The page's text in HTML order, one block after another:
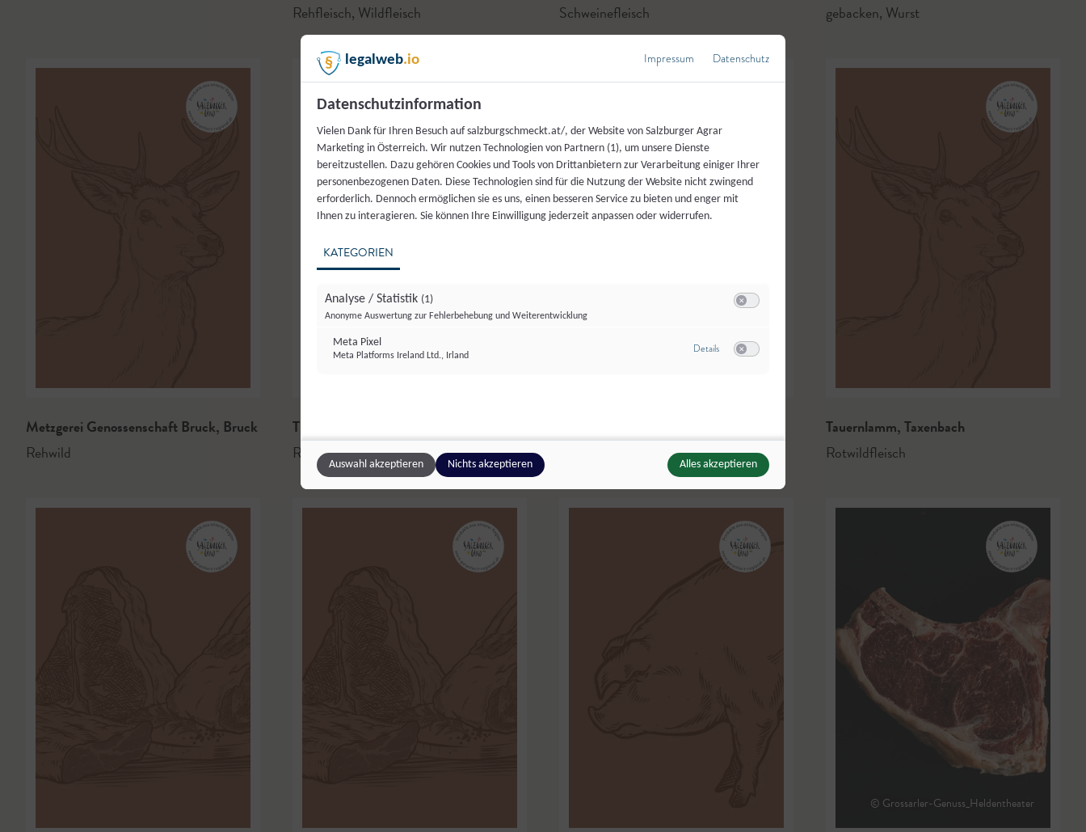
Rehfleisch, Wildfleisch
Schweinefleisch
gebacken, Wurst
Metzgerei Genossenschaft Bruck, Bruck
Rehwild
Tischlerbauer
Rindfleisch
Tauernlamm,Taxenbach
Rotwildfleisch
© Grossarler-Genuss_Heldentheater
legalweb.io Impressum Datenschutz
Datenschutzinformation
Vielen Dank für Ihren Besuch auf salzburgschmeckt.at/, der Website von Salzburger Agrar
Marketing in Österreich. Wir nutzen Technologien von Partnern (1), um unsere Dienste
bereitzustellen. Dazu gehören Cookies und Tools von Drittanbietern zur Verarbeitung einiger Ihrer
personenbezogenen Daten. Diese Technologien sind für die Nutzung der Website nicht zwingend
erforderlich. Dennoch ermöglichen sie es uns, einen besseren Service zu bieten und enger mit
Ihnen zu interagieren. Sie können Ihre Einwilligung jederzeit anpassen oder widerrufen.
KATEGORIEN
Analyse / Statistik (1)
Anonyme Auswertung zur Fehlerbehebung und Weiterentwicklung
Meta Pixel
Meta Platforms Ireland Ltd., Irland
Detailszu Meta Pixel
Auswahl akzeptieren Nichts akzeptieren Alles akzeptieren
Zurück zur Übersicht